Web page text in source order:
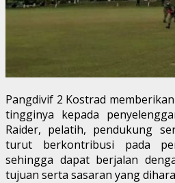
Pangdivif 2 Kostrad
tingginya kepada
Raider, pelatih, pendukung
turut berkontribusi pada
sehingga dapat berjalan
tujuan serta sasaran yang